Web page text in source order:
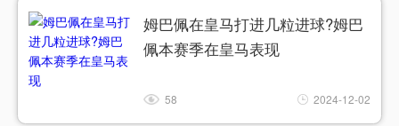
姆巴佩在皇马打进几粒进球?姆巴
佩本赛季在皇马表现
58 2024-12-02